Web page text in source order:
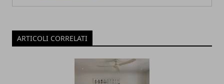
ARTICOLI CORRELATI